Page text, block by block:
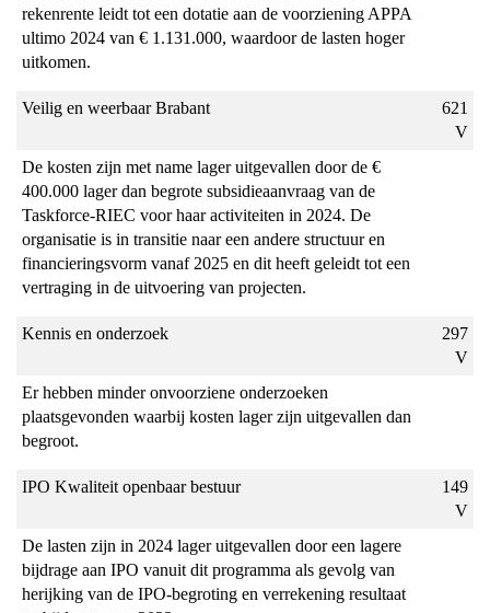
Toelichting
begroting
rekenrente leidt tot een dotatie aan de voorziening APPA
ultimo 2024 van € 1.131.000, waardoor de lasten hoger
uitkomen.
Veilig en weerbaar Brabant
621
V
De kosten zijn met name lager uitgevallen door de €
400.000 lager dan begrote subsidieaanvraag van de
Taskforce-RIEC voor haar activiteiten in 2024. De
organisatie is in transitie naar een andere structuur en
financieringsvorm vanaf 2025 en dit heeft geleidt tot een
vertraging in de uitvoering van projecten.
Kennis en onderzoek
297
V
Er hebben minder onvoorziene onderzoeken
plaatsgevonden waarbij kosten lager zijn uitgevallen dan
begroot.
IPO Kwaliteit openbaar bestuur
149
V
De lasten zijn in 2024 lager uitgevallen door een lagere
bijdrage aan IPO vanuit dit programma als gevolg van
herijking van de IPO-begroting en verrekening resultaat